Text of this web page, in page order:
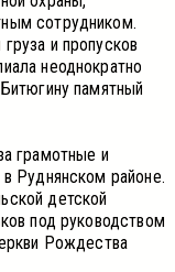
сотрудником.
и пропусков
неоднократно
памятный
грамотные и
Руднянском районе.
детской
под руководством
Рождества